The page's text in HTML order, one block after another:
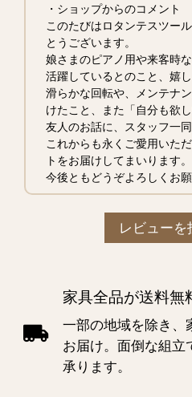
・ショップからのコメント
このたびはロタンテスツー
とうございます。
娘さまのピアノ用や来客時
活躍しているとのこと、嬉
滑らかな回転や、メンテナ
けたこと、また「自分も欲
友人のお話に、スタッフ一
これからも永くご愛用いた
トをお届けしてまいります。
今後ともどうぞよろしくお願
レビューを
家具全品が送料無
一部の地域を除き、
お届け。面倒な組立
承ります。